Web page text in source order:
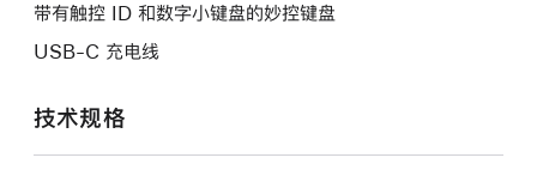
带有触控 ID 和数字小键盘的妙控键盘
USB-C 充电线
技术规格